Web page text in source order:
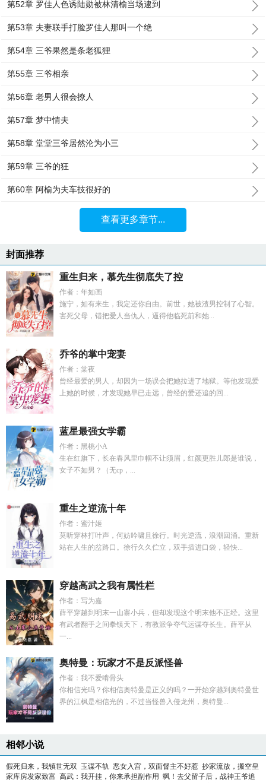
第52章 罗佳人色诱陆勋被林清榆当场逮到
第53章 夫妻联手打脸罗佳人那叫一个绝
第54章 三爷果然是条老狐狸
第55章 三爷相亲
第56章 老男人很会撩人
第57章 梦中情夫
第58章 堂堂三爷居然沦为小三
第59章 三爷的狂
第60章 阿榆为夫车技很好的
查看更多章节...
封面推荐
重生归来，慕先生彻底失了控
作者：年如画
施宁，如有来生，我定还你自由。前世，她被渣男控制了心智。
害死父母，错把爱人当仇人，逼得他临死前和她...
乔爷的掌中宠妻
作者：棠夜
曾经最爱的男人，却因为一场误会把她拉进了地狱。等他发现爱
上她的时候，才发现她早已走远，曾经的爱还追的回...
蓝星最强女学霸
作者：黑桃小A
生在红旗下，长在春风里巾帼不让须眉，红颜更胜儿郎是谁说，
女子不如男？（无cp，...
重生之逆流十年
作者：蜜汁姬
莫听穿林打叶声，何妨吟啸且徐行。时光逆流，浪潮回涌。重新
站在人生的岔路口。徐行久久伫立，双手插进口袋，轻快...
穿越高武之我有属性栏
作者：写为嘉
薛平穿越到明末一山寨小兵，但却发现这个明末他不正经。这里
有武者翻手之间拳镇天下，有教派争夺气运谋夺长生。薛平从
一...
奥特曼：玩家才不是反派怪兽
作者：我不爱啃骨头
你相信光吗？你相信奥特曼是正义的吗？一开始穿越到奥特曼世
界的江枫是相信光的，不过当怪兽入侵龙州，奥特曼...
相邻小说
假死归来，我镇世无双 玉谋不轨 恶女入宫，双面督主不好惹 抄家流放，搬空皇
家库房发家致富 高武：我开挂，你来承担副作用 飒！去父留子后，战神王爷追